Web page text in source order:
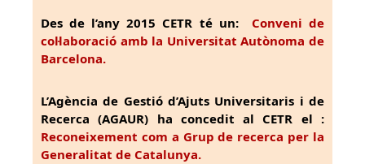
Des de l’any 2015 CETR té un: Conveni de
col·laboració amb la Universitat Autònoma de
Barcelona.
L’Agència de Gestió d’Ajuts Universitaris i de
Recerca (AGAUR) ha concedit al CETR el :
Reconeixement com a Grup de recerca per la
Generalitat de Catalunya.